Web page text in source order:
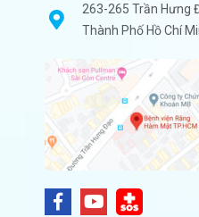
263-265 Trần Hưng
Thành Phố Hồ Chí